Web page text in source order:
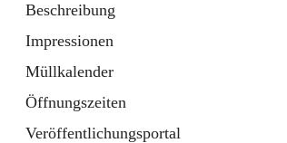
Beschreibung
Impressionen
Müllkalender
Öffnungszeiten
Veröffentlichungsportal